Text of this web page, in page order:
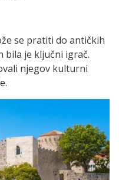
se pratiti do antičkih
bila je ključni igrač.
njegov kulturni